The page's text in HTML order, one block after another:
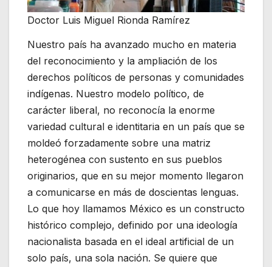
Doctor Luis Miguel Rionda Ramírez
Nuestro país ha avanzado mucho en materia
del reconocimiento y la ampliación de los
derechos políticos de personas y comunidades
indígenas. Nuestro modelo político, de
carácter liberal, no reconocía la enorme
variedad cultural e identitaria en un país que se
moldeó forzadamente sobre una matriz
heterogénea con sustento en sus pueblos
originarios, que en su mejor momento llegaron
a comunicarse en más de doscientas lenguas.
Lo que hoy llamamos México es un constructo
histórico complejo, definido por una ideología
nacionalista basada en el ideal artificial de un
solo país, una sola nación. Se quiere que